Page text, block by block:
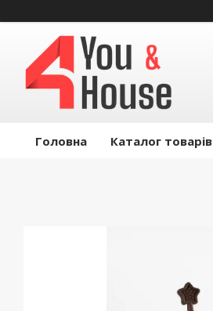
Головна Каталог товарів